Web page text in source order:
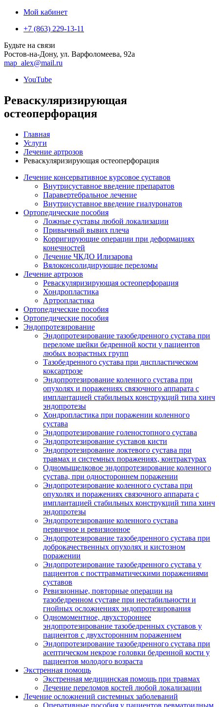
Мой кабинет
+7 (863) 229-13-11
Будьте на связи
Ростов-на-Дону, ул. Варфоломеева, 92а
map_alex@mail.ru
YouTube
Реваскуляризирующая
остеоперфорация
Главная
Услуги
Лечение артрозов
Реваскуляризирующая остеоперфорация
Лечение консервативное курсовое суставов
Внутрисуставное введение препаратов
Паравертебральное лечение
Внутрисуставное введение гиалуронатов
Ортопедические пособия
Ложные суставы любой локализации
Привычный вывих плеча
Корригирующие операции при деформациях
конечностей
Лечение ЧКДО Илизарова
Вялоконсолидирующие переломы
Лечение артрозов
Реваскуляризирующая остеоперфорация
Хондропластика
Артропластика
Ортопедические пособия
Ортопедические пособия
Эндопротезирование
Эндопротезирование тазобедренного сустава при
переломе шейки бедренной кости у пациентов
любых возрастных групп
Тазобедренного сустава при диспластическом
коксартрозе
Эндопротезирование коленного сустава при
опухолях и поражениях связочного аппарата с
имплантацией стабильных конструкций типа хинч
эндопротезы
Хондропластика при поражении коленного
сустава
Эндопротезирование голеностопного сустава
Эндопротезирование суставов кисти
Эндопротезирование локтевого сустава при
травмах и системных поражениях, контрактурах
Одномыщелковое эндопротезирование коленного
сустава, при одностороннем поражении
Эндопротезирование коленного сустава при
опухолях и поражениях связочного аппарата с
имплантацией стабильных конструкций типа хинч
эндопротезы
Эндопротезирование коленного сустава
первичное и ревизионное
Эндопротезирование тазобедренного сустава при
доброкачественных опухолях и кистозном
поражении
Эндопротезирование тазобедренного сустава у
пациентов с посттравматическими поражениями
суставов
Ревизионные, повторные операции на
тазобедренном суставе при нестабильности и
гнойных осложнениях эндопротезирования
Одномоментное, двухстороннее
эндопротезирование тазобедренных суставов у
пациентов с двухсторонним поражением
Эндопротезирование тазобедренного сустава при
асептическом некрозе головки бедренной кости у
пациентов молодого возраста
Экстренная помощь
Экстренная медицинская помощь при травмах
Лечение переломов костей любой локализации
Лечение осложнений системных заболеваний
Оперативные пособия у пациентов ревматоидным